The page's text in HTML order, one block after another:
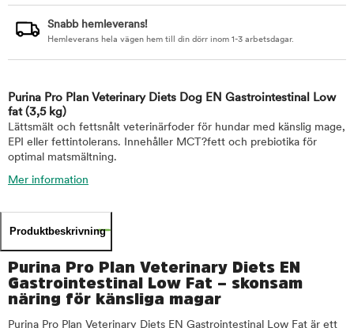
Snabb hemleverans!
Hemleverans hela vägen hem till din dörr inom 1-3 arbetsdagar.
Purina Pro Plan Veterinary Diets Dog EN Gastrointestinal Low
fat (3,5 kg)
Lättsmält och fettsnålt veterinärfoder för hundar med känslig mage,
EPI eller fettintolerans. Innehåller MCT?fett och prebiotika för
optimal matsmältning.
Mer information
Produktbeskrivning
Purina Pro Plan Veterinary Diets EN
Gastrointestinal Low Fat – skonsam
näring för känsliga magar
Purina Pro Plan Veterinary Diets EN Gastrointestinal Low Fat är ett